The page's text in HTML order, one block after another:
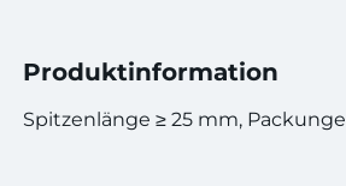
Produktinformation
Spitzenlänge ≥ 25 mm,